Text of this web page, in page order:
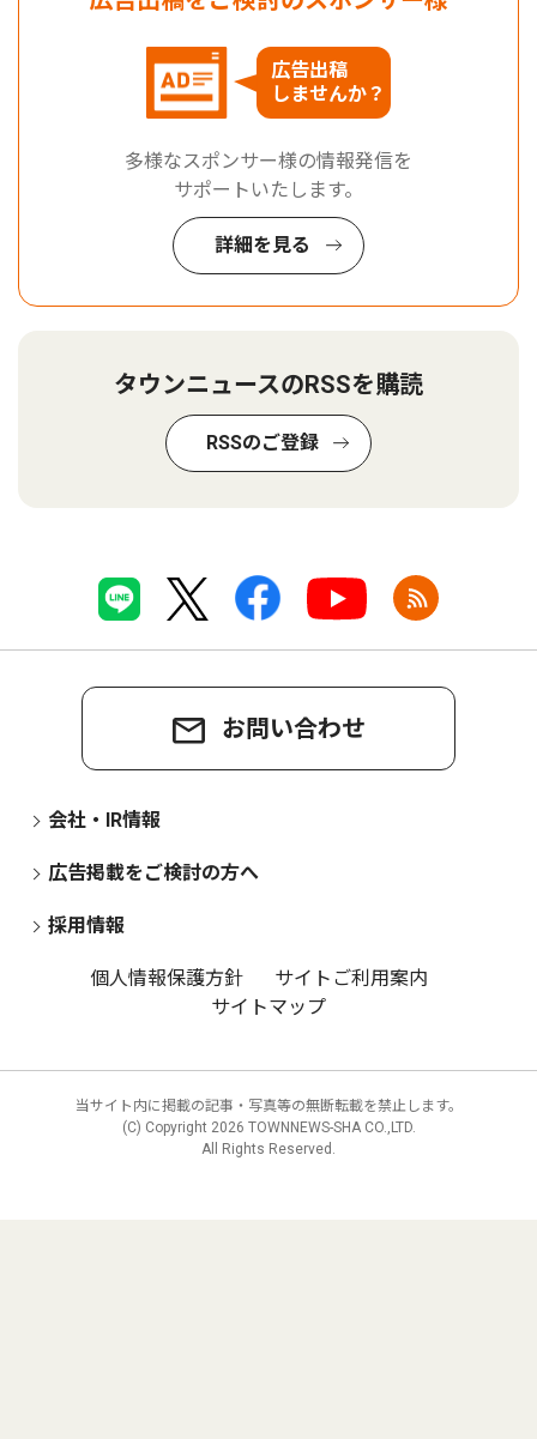
広告出稿
しませんか？
多様なスポンサー様の情報発信を
サポートいたします。
詳細を見る
タウンニュースのRSSを購読
RSSのご登録
お問い合わせ
会社・IR情報
広告掲載をご検討の方へ
採用情報
個人情報保護方針
サイトご利用案内
サイトマップ
当サイト内に掲載の記事・写真等の無断転載を禁止します。
(C) Copyright 2026 TOWNNEWS-SHA CO.,LTD.
All Rights Reserved.